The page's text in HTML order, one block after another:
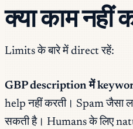
क्या काम नहीं
Limits के बारे में direct रहें:
GBP description में
help नहीं करती। Spam जैसा
सकती है। Humans के लिए